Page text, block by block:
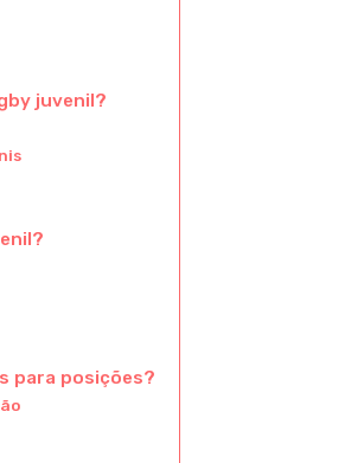
juvenil?
para posições?